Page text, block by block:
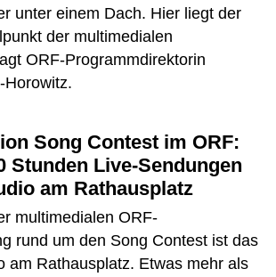
unter einem Dach. Hier liegt der
der multimedialen
ORF-Programmdirektorin
Horowitz.
Song Contest im ORF:
Stunden Live-Sendungen
am Rathausplatz
multimedialen ORF-
rund um den Song Contest ist das
am Rathausplatz. Etwas mehr als